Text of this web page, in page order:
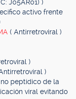
J05AR01) )
activo frente
( Antirretroviral )
)
)
peptídico de la
viral evitando